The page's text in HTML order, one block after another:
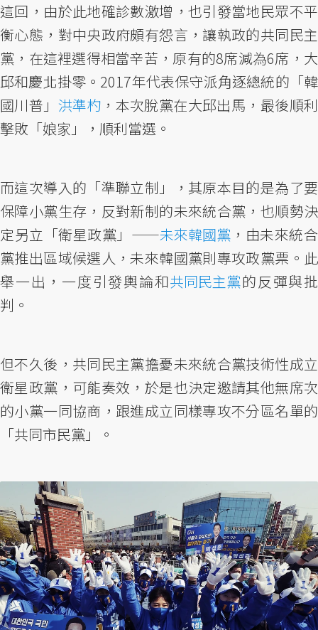
這回，由於此地確診數激增，也引發當地民眾不平
衡心態，對中央政府頗有怨言，讓執政的共同民主
黨，在這裡選得相當辛苦，原有的8席減為6席，大
邱和慶北掛零。2017年代表保守派角逐總統的「韓
國川普」 洪準杓，本次脫黨在大邱出馬，最後順利
擊敗「娘家」，順利當選。
而這次導入的「準聯立制」，其原本目的是為了要
保障小黨生存，反對新制的未來統合黨，也順勢決
定另立「衛星政黨」——未來韓國黨，由未來統合
黨推出區域候選人，未來韓國黨則專攻政黨票。此
舉一出，一度引發輿論和共同民主黨的反彈與批
判。
但不久後，共同民主黨擔憂未來統合黨技術性成立
衛星政黨，可能奏效，於是也決定邀請其他無席次
的小黨一同協商，跟進成立同樣專攻不分區名單的
「共同市民黨」。